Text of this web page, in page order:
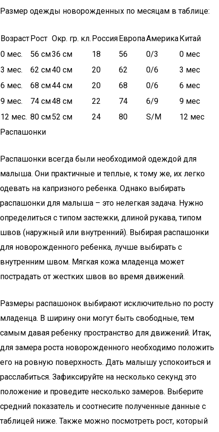
Размер одежды новорожденных по месяцам в таблице:
ВозрастРост Окр. гр. кл. РоссияЕвропаАмерикаКитай
0 мес.
56 см36 см 18 56 0/3
0 мес
3 мес.
62 см40 см 20 62 0/6
3 мес
6 мес.
68 см44 см 20 68 0/6
6 мес
9 мес.
74 см48 см 22 74 6/9
9 мес
12 мес. 80 см52 см 24 80 S/M
12 мес
Распашонки
Распашонки всегда были необходимой одеждой для
малыша. Они практичные и теплые, к тому же, их легко
одевать на капризного ребенка. Однако выбирать
распашонки для малыша – это нелегкая задача. Нужно
определиться с типом застежки, длиной рукава, типом
швов (наружный или внутренний). Выбирая распашонки
для новорожденного ребенка, лучше выбирать с
внутренним швом. Мягкая кожа младенца может
пострадать от жестких швов во время движений.
Размеры распашонок выбирают исключительно по росту
младенца. В ширину они могут быть свободные, тем
самым давая ребенку пространство для движений. Итак,
для замера роста новорожденного необходимо положить
его на ровную поверхность. Дать малышу успокоиться и
расслабиться. Зафиксируйте на несколько секунд это
положение и проведите несколько замеров. Выберите
средний показатель и соотнесите полученные данные с
таблицей ниже. Также можно посмотреть рост, который